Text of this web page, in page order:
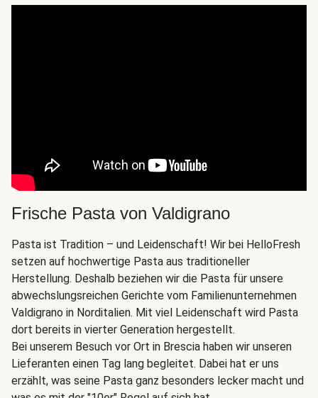
Frische Pasta von Valdigrano
Pasta ist Tradition – und Leidenschaft! Wir bei HelloFresh
setzen auf hochwertige Pasta aus traditioneller
Herstellung. Deshalb beziehen wir die Pasta für unsere
abwechslungsreichen Gerichte vom Familienunternehmen
Valdigrano in Norditalien. Mit viel Leidenschaft wird Pasta
dort bereits in vierter Generation hergestellt.
Bei unserem Besuch vor Ort in Brescia haben wir unseren
Lieferanten einen Tag lang begleitet. Dabei hat er uns
erzählt, was seine Pasta ganz besonders lecker macht und